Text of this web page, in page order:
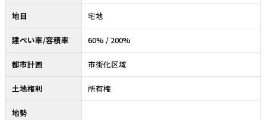
地目 宅地
建ぺい率/容積率 60% / 200%
都市計画 市街化区域
土地権利 所有権
地勢